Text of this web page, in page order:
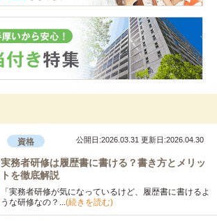
資格 公開日:2026.03.31 更新日:2026.04.30
実務者研修は履歴書に書ける？書き方とメリッ
トを徹底解説
「実務者研修が気になっているけど、履歴書に書けるよ
うな研修なの？...(続きを読む)